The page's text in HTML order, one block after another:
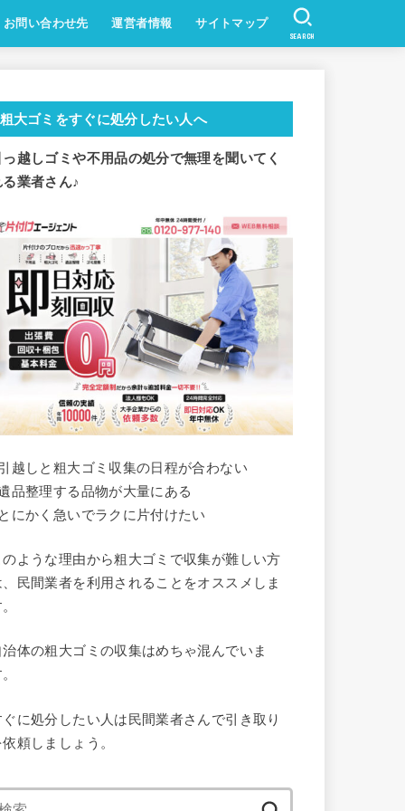
お問い合わせ先 運営者情報 サイトマップ
SEARCH
粗大ゴミをすぐに処分したい人へ
っ越しゴミや不用品の処分で無理を聞いてく
る業者さん♪
越しと粗大ゴミ収集の日程が合わない
品整理する品物が大量にある
にかく急いでラクに片付けたい
のような理由から粗大ゴミで収集が難しい方
、民間業者を利用されることをオススメしま
治体の粗大ゴミの収集はめちゃ混んでいま
ぐに処分したい人は民間業者さんで引き取り
頼しましょう。